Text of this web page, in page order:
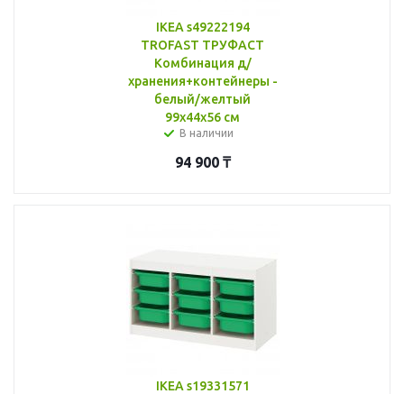
IKEA s49222194
TROFAST ТРУФАСТ
Комбинация д/
хранения+контейнеры -
белый/желтый
99x44x56 см
В наличии
94 900₸
IKEA s19331571